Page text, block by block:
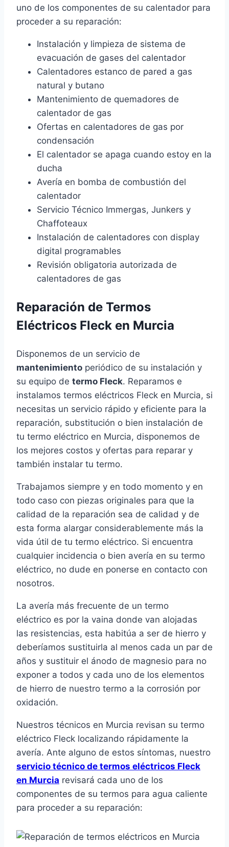
uno de los componentes de su calentador para
proceder a su reparación:
Instalación y limpieza de sistema de
evacuación de gases del calentador
Calentadores estanco de pared a gas
natural y butano
Mantenimiento de quemadores de
calentador de gas
Ofertas en calentadores de gas por
condensación
El calentador se apaga cuando estoy en la
ducha
Avería en bomba de combustión del
calentador
Servicio Técnico Immergas, Junkers y
Chaffoteaux
Instalación de calentadores con display
digital programables
Revisión obligatoria autorizada de
calentadores de gas
Reparación de Termos
Eléctricos Fleck en Murcia
Disponemos de un servicio de
mantenimiento periódico de su instalación y
su equipo de termo Fleck. Reparamos e
instalamos termos eléctricos Fleck en Murcia, si
necesitas un servicio rápido y eficiente para la
reparación, substitución o bien instalación de
tu termo eléctrico en Murcia, disponemos de
los mejores costos y ofertas para reparar y
también instalar tu termo.
Trabajamos siempre y en todo momento y en
todo caso con piezas originales para que la
calidad de la reparación sea de calidad y de
esta forma alargar considerablemente más la
vida útil de tu termo eléctrico. Si encuentra
cualquier incidencia o bien avería en su termo
eléctrico, no dude en ponerse en contacto con
nosotros.
La avería más frecuente de un termo
eléctrico es por la vaina donde van alojadas
las resistencias, esta habitúa a ser de hierro y
deberíamos sustituirla al menos cada un par de
años y sustituir el ánodo de magnesio para no
exponer a todos y cada uno de los elementos
de hierro de nuestro termo a la corrosión por
oxidación.
Nuestros técnicos en Murcia revisan su termo
eléctrico Fleck localizando rápidamente la
avería. Ante alguno de estos síntomas, nuestro
servicio técnico de termos eléctricos Fleck
en Murcia revisará cada uno de los
componentes de su termos para agua caliente
para proceder a su reparación: